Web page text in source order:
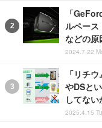
「
ルペー
などの原
2024.7.22
「リチ
やDSと
してない
2025.4.15